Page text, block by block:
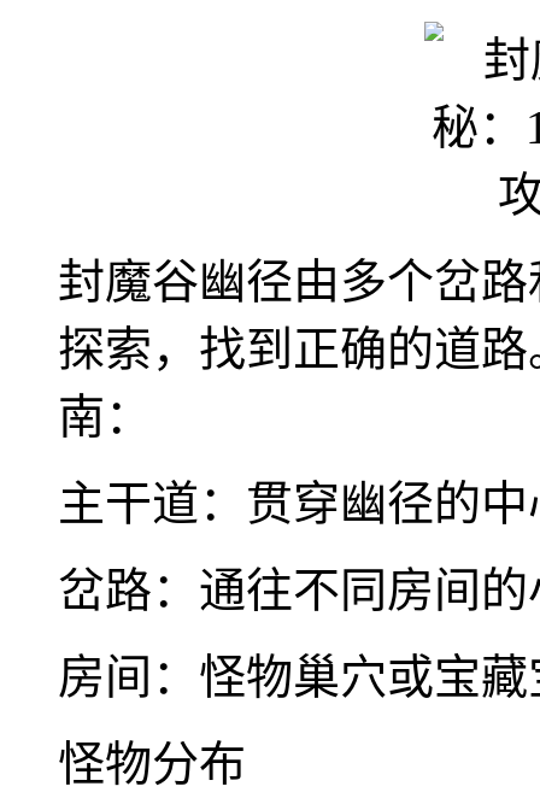
封魔谷幽径由多个岔
探索，找到正确的道
南：
主干道：贯穿幽径的
岔路：通往不同房间
房间：怪物巢穴或宝
怪物分布